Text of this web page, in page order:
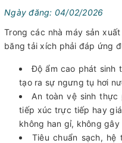
Ngày đăng: 04/02/2026
Trong các nhà máy sản
băng tải xích phải đáp ứng
Độ ẩm cao phát sinh
tạo ra sự ngưng tụ hơi
An toàn vệ sinh
tiếp xúc trực tiếp hay
không han gỉ, không gây
Tiêu chuẩn sạch,